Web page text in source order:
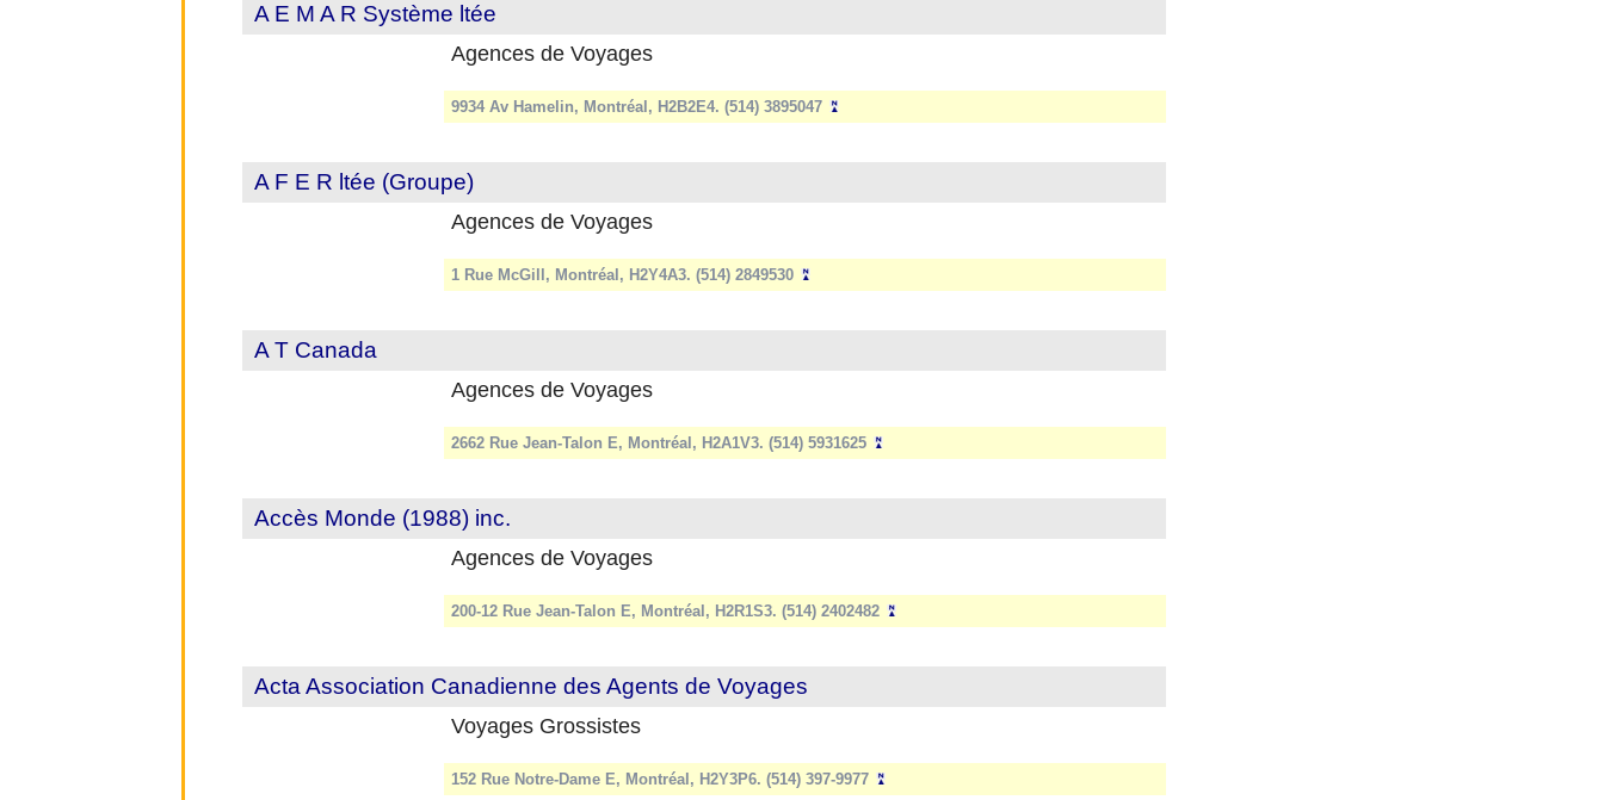
A E M A R Système ltée
Agences de Voyages
9934 Av Hamelin, Montréal, H2B2E4. (514) 3895047
A F E R ltée (Groupe)
Agences de Voyages
1 Rue McGill, Montréal, H2Y4A3. (514) 2849530
A T Canada
Agences de Voyages
2662 Rue Jean-Talon E, Montréal, H2A1V3. (514) 5931625
Accès Monde (1988) inc.
Agences de Voyages
200-12 Rue Jean-Talon E, Montréal, H2R1S3. (514) 2402482
Acta Association Canadienne des Agents de Voyages
Voyages Grossistes
152 Rue Notre-Dame E, Montréal, H2Y3P6. (514) 397-9977